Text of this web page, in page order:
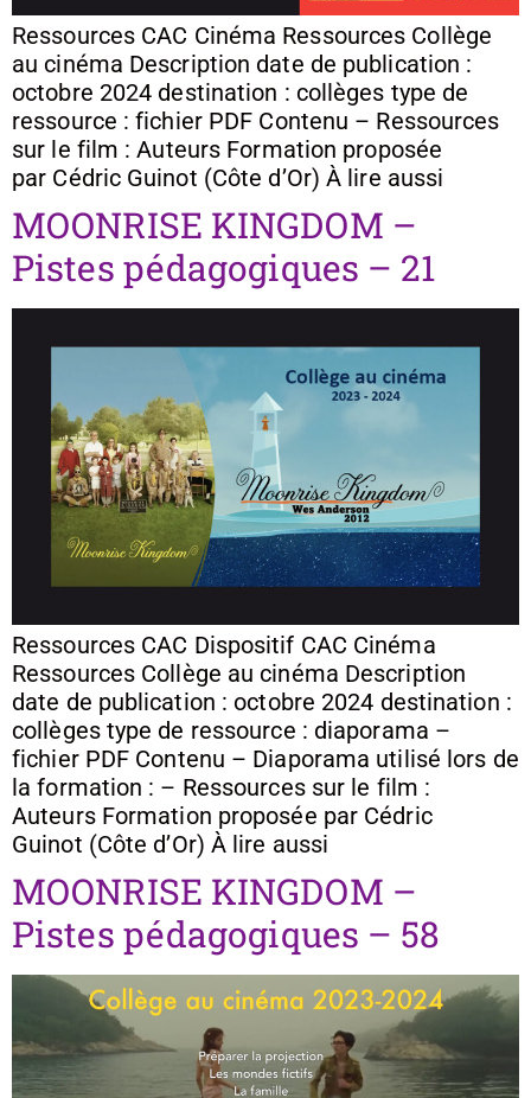
Ressources CAC Cinéma Ressources Collège
au cinéma Description date de publication :
octobre 2024 destination : collèges type de
ressource : fichier PDF Contenu – Ressources
sur le film : Auteurs Formation proposée
par Cédric Guinot (Côte d’Or) À lire aussi
MOONRISE KINGDOM –
Pistes pédagogiques – 21
Ressources CAC Dispositif CAC Cinéma
Ressources Collège au cinéma Description
date de publication : octobre 2024 destination :
collèges type de ressource : diaporama –
fichier PDF Contenu – Diaporama utilisé lors de
la formation : – Ressources sur le film :
Auteurs Formation proposée par Cédric
Guinot (Côte d’Or) À lire aussi
MOONRISE KINGDOM –
Pistes pédagogiques – 58